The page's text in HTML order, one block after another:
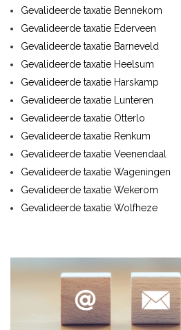
Gevalideerde taxatie Bennekom
Gevalideerde taxatie Ederveen
Gevalideerde taxatie Barneveld
Gevalideerde taxatie Heelsum
Gevalideerde taxatie Harskamp
Gevalideerde taxatie Lunteren
Gevalideerde taxatie Otterlo
Gevalideerde taxatie Renkum
Gevalideerde taxatie Veenendaal
Gevalideerde taxatie Wageningen
Gevalideerde taxatie Wekerom
Gevalideerde taxatie Wolfheze